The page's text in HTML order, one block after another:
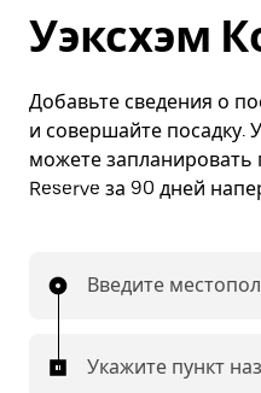
Уэксхэм
Добавьте сведения о
и совершайте посадку.
можете запланировать
Reserve за 90 дней
Введите
Укажите пункт